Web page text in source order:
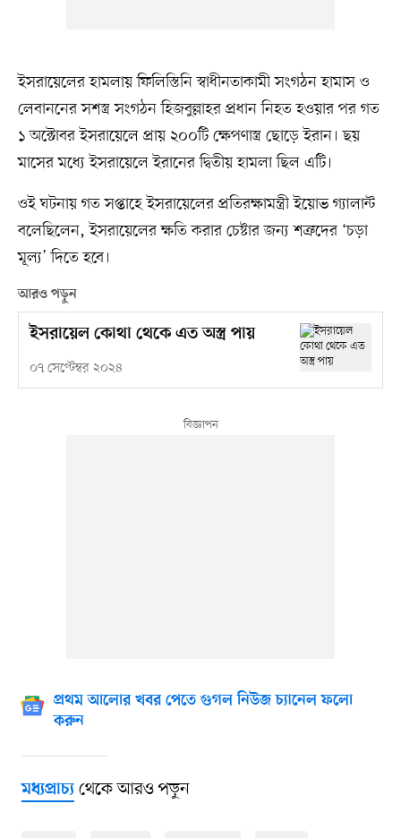
ইসরায়েলের হামলায় ফিলিস্তিনি স্বাধীনতাকামী সংগঠন হামাস ও
লেবাননের সশস্ত্র সংগঠন হিজবুল্লাহর প্রধান নিহত হওয়ার পর গত
১ অক্টোবর ইসরায়েলে প্রায় ২০০টি ক্ষেপণাস্ত্র ছোড়ে ইরান। ছয়
মাসের মধ্যে ইসরায়েলে ইরানের দ্বিতীয় হামলা ছিল এটি।
ওই ঘটনায় গত সপ্তাহে ইসরায়েলের প্রতিরক্ষামন্ত্রী ইয়োভ গ্যালান্ট
বলেছিলেন, ইসরায়েলের ক্ষতি করার চেষ্টার জন্য শত্রুদের ‘চড়া
মূল্য’ দিতে হবে।
আরও পড়ুন
ইসরায়েল কোথা থেকে এত অস্ত্র পায়
০৭ সেপ্টেম্বর ২০২৪
প্রথম আলোর খবর পেতে গুগল নিউজ চ্যানেল ফলো
করুন
মধ্যপ্রাচ্যথেকে আরও পড়ুন